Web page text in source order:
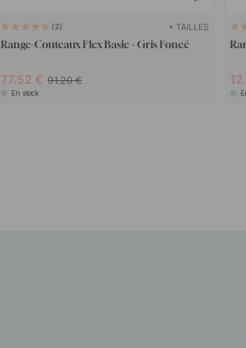
2 + TAILLES
Range-Couteaux Flex Basic - Gris Foncé
77.52 91.20
En stock